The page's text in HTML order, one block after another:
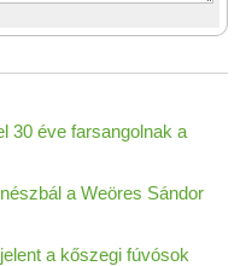
30 éve farsangolnak a
a Weöres Sándor
a kőszegi fúvósok